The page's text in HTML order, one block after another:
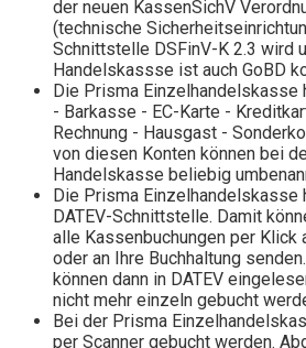
der neuen KassenSichV
(technische
Schnittstelle DSFinV-K 2.3 wird
Handelskassse ist auch GoBD
Die Prisma Einzelhandelskasse
- Barkasse - EC-Karte -
Rechnung - Hausgast -
von diesen Konten können bei
Handelskasse beliebig
Die Prisma Einzelhandelskasse
DATEV-Schnittstelle. Damit
alle Kassenbuchungen per Klick
oder an Ihre Buchhaltung
können dann in DATEV
nicht mehr einzeln gebucht
Bei der Prisma
per Scanner gebucht werden.